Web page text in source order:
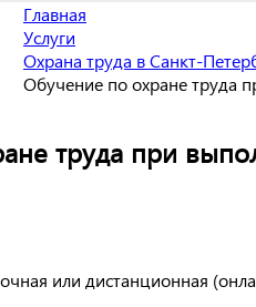
Главная
Услуги
Охрана труда в Санкт-
Обучение по охране труда
труда при
или дистанционная